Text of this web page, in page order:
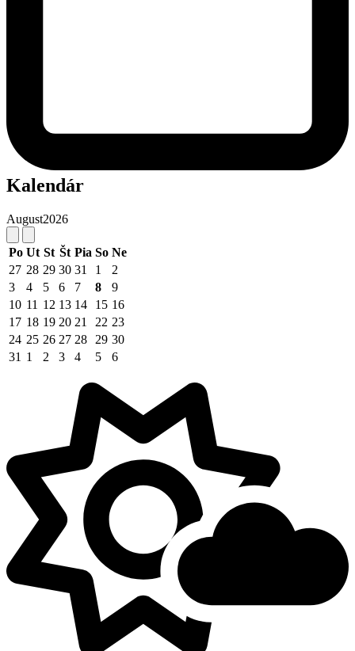
Kalendár
August2026
Po Ut St Št Pia So Ne
27 28 29 30 31 1
2
3
4 5 6 7 8
9
10 11 12 13 14 15 16
17 18 19 20 21 22 23
24 25 26 27 28 29 30
31 1 2 3 4 5 6